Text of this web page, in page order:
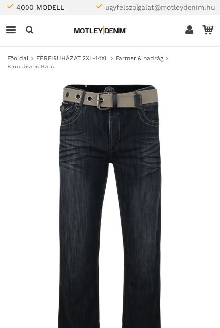
4000 MODELL ugyfelszolgalat@motleydenim.hu
Főoldal FÉRFIRUHÁZAT 2XL-14XL
Farmer & nadrág
Kam Jeans Barc